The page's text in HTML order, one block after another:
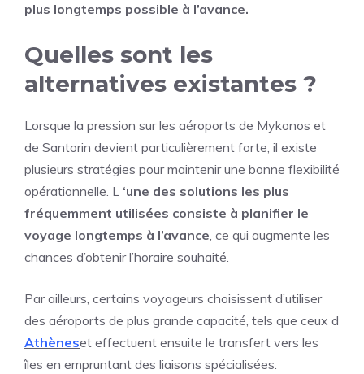
plus longtemps possible à l’avance.
Quelles sont les
alternatives existantes ?
Lorsque la pression sur les aéroports de Mykonos et
de Santorin devient particulièrement forte, il existe
plusieurs stratégies pour maintenir une bonne flexibilité
opérationnelle. L ‘une des solutions les plus
fréquemment utilisées consiste à planifier le
voyage longtemps à l’avance, ce qui augmente les
chances d’obtenir l’horaire souhaité.
Par ailleurs, certains voyageurs choisissent d’utiliser
des aéroports de plus grande capacité, tels que ceux d
Athèneset effectuent ensuite le transfert vers les
îles en empruntant des liaisons spécialisées.